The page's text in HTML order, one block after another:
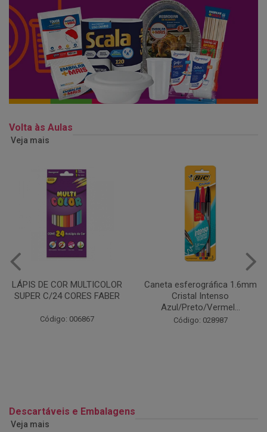
Volta às Aulas
Veja mais
Caneta esferográfica 1.6mm
Cristal Intenso
Código: 028987
COLA EM BASTÃO 40G - LEO
& LEO
Código: 028164
Descartáveis e Embalagens
Veja mais